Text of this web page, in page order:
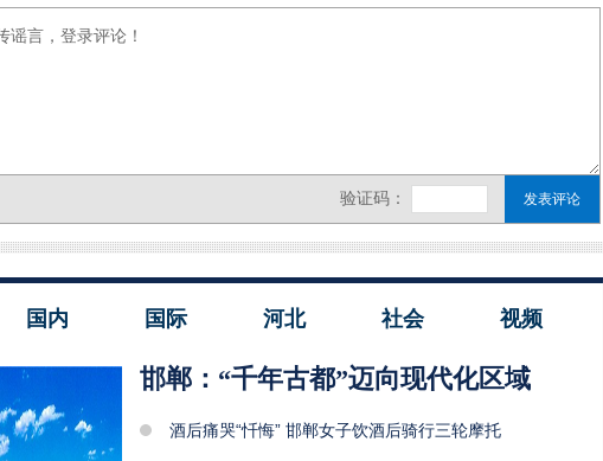
国内 国际 河北 社会 视频
邯郸：“千年古都”迈向现代化区域
酒后痛哭“忏悔” 邯郸女子饮酒后骑行三轮摩托